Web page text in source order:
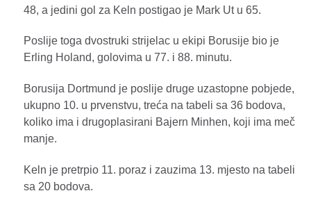
48, a jedini gol za Keln postigao je Mark Ut u 65.
Poslije toga dvostruki strijelac u ekipi Borusije bio je
Erling Holand, golovima u 77. i 88. minutu.
Borusija Dortmund je poslije druge uzastopne pobjede,
ukupno 10. u prvenstvu, treća na tabeli sa 36 bodova,
koliko ima i drugoplasirani Bajern Minhen, koji ima meč
manje.
Keln je pretrpio 11. poraz i zauzima 13. mjesto na tabeli
sa 20 bodova.